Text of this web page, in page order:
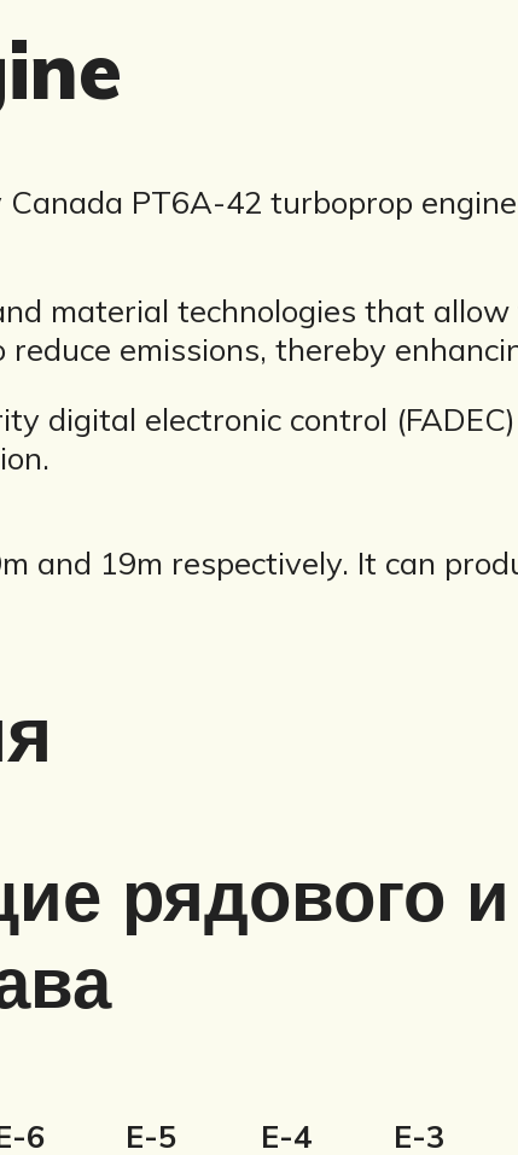
PT6A-42 turboprop
material technologies that
emissions, thereby
digital electronic control
and 19m respectively. It can
рядового и
6 E-5 E-4 E-3